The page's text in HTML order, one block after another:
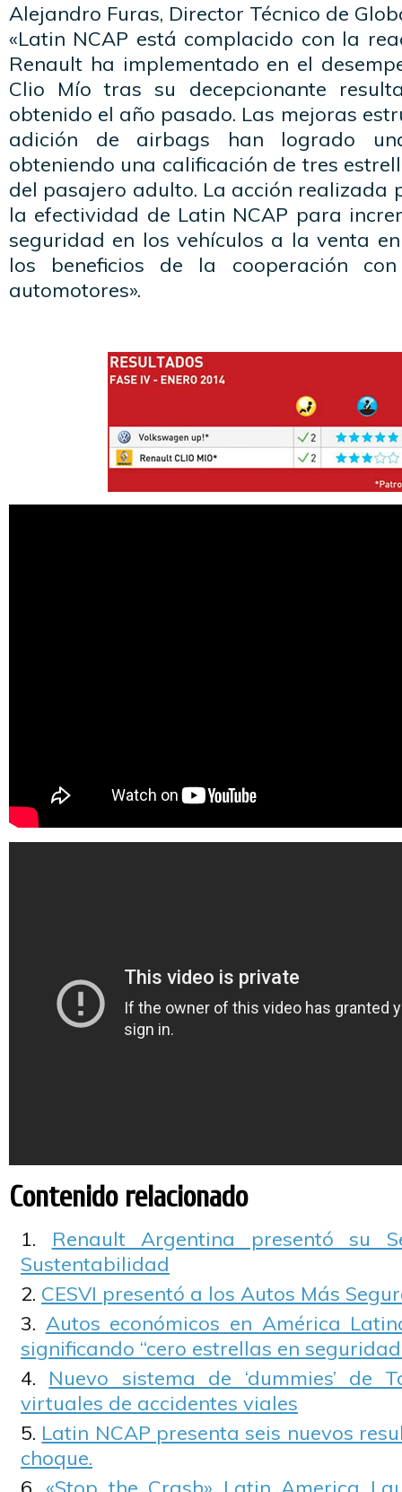
Alejandro Furas, Director Técnico de
«Latin NCAP está complacido con la
Renault ha implementado en el
Clio Mío tras su decepcionante
obtenido el año pasado. Las mejoras
adición de airbags han logrado
obteniendo una calificación de tres
del pasajero adulto. La acción realizada
la efectividad de Latin NCAP para
seguridad en los vehículos a la venta
los beneficios de la cooperación
automotores».
Contenido relacionado
Renault Argentina presentó su
Sustentabilidad
CESVI presentó a los Autos Más
Autos económicos en América
significando “cero estrellas en
Nuevo sistema de ‘dummies’ de
virtuales de accidentes viales
Latin NCAP presenta seis nuevos
choque.